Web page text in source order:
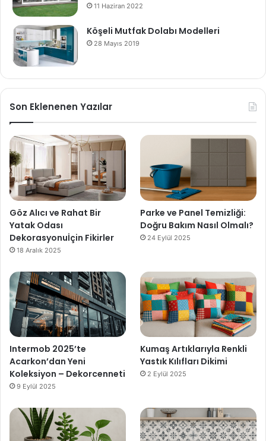
11 Haziran 2022
Köşeli Mutfak Dolabı Modelleri
28 Mayıs 2019
Son Eklenenen Yazılar
Göz Alıcı ve Rahat Bir
Yatak Odası
Dekorasyonuİçin Fikirler
18 Aralık 2025
Parke ve Panel Temizliği:
Doğru Bakım Nasıl Olmalı?
24 Eylül 2025
Intermob 2025’te
Acarkon’dan Yeni
Koleksiyon – Dekorcenneti
9 Eylül 2025
Kumaş Artıklarıyla Renkli
Yastık Kılıfları Dikimi
2 Eylül 2025